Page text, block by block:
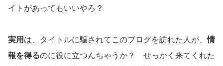
イトがあってもいいやろ？
実用 は、タイトルに騙されてこのブログを訪れた人が、情
報を得るのに役に立つんちゃうか？ せっかく来てくれた